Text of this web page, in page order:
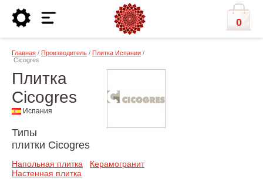
0
Главная / Производитель / Плитка Испании /
Cicogres
Плитка
Cicogres
Испания
Типы
плитки Cicogres
Напольная плитка
Керамогранит
Настенная плитка